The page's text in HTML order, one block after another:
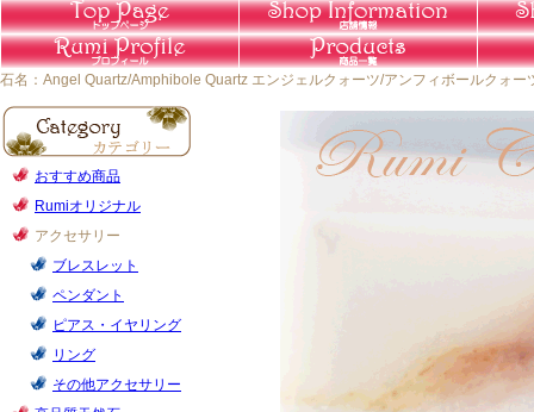
石名：Angel Quartz/Amphibole Quartz エンジェルクォーツ/アンフィボールクォ